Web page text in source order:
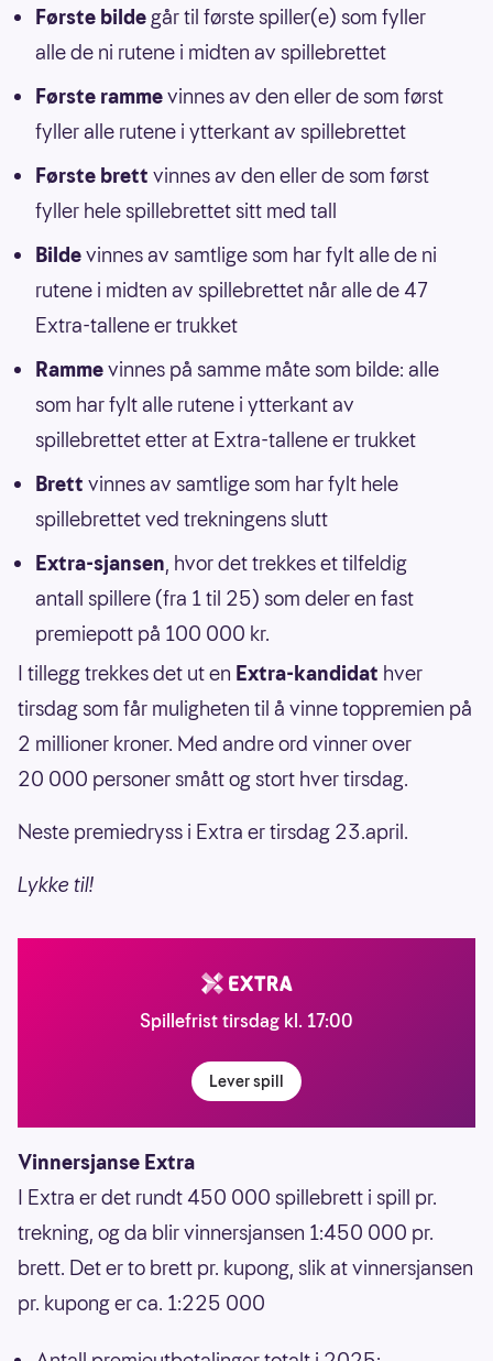
Første bilde går til første spiller(e) som fyller
alle de ni rutene i midten av spillebrettet
Første rammevinnes av den eller de som først
fyller alle rutene i ytterkant av spillebrettet
Første brett vinnes av den eller de som først
fyller hele spillebrettet sitt med tall
Bildevinnes av samtlige som har fylt alle de ni
rutene i midten av spillebrettet når alle de 47
Extra-tallene er trukket
Rammevinnes på samme måte som bilde: alle
som har fylt alle rutene i ytterkant av
spillebrettet etter at Extra-tallene er trukket
Brett vinnes av samtlige som har fylt hele
spillebrettet ved trekningens slutt
Extra-sjansen, hvor det trekkes et tilfeldig
antall spillere (fra 1 til 25) som deler en fast
premiepott på 100 000 kr.
I tillegg trekkes det ut en Extra-kandidat hver
tirsdag som får muligheten til å vinne toppremien på
2 millioner kroner. Med andre ord vinner over
20 000 personer smått og stort hver tirsdag.
Neste premiedryss i Extra er tirsdag 23.april.
Lykke til!
Spillefrist tirsdag kl. 17:00
Lever spill
Vinnersjanse Extra
I Extra er det rundt 450 000 spillebrett i spill pr.
trekning, og da blir vinnersjansen 1:450 000 pr.
brett. Det er to brett pr. kupong, slik at vinnersjansen
pr. kupong er ca. 1:225 000